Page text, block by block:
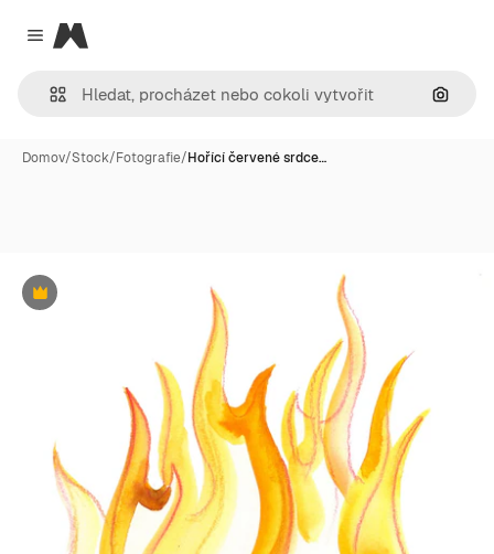
Close menu
Magnific
Hledat
Domov/Stock/Fotografie/Hořící červené srdce…
Premium